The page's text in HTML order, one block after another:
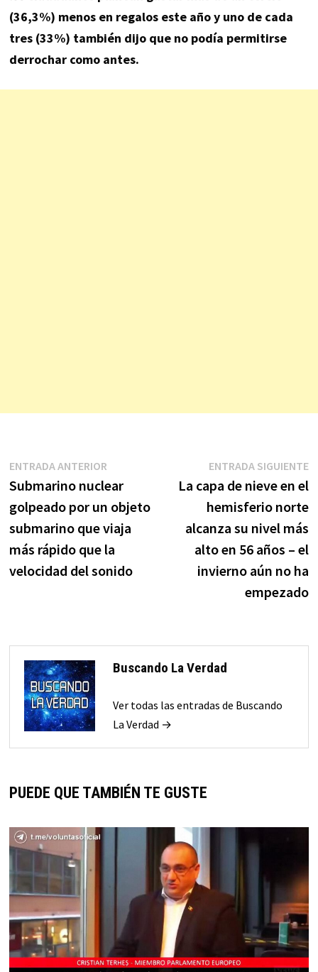
(36,3%) menos en regalos este año y uno de cada
tres (33%) también dijo que no podía permitirse
derrochar como antes.
Navegación
de
entradas
ENTRADA ANTERIOREntrada
anterior:
Submarino nuclear
golpeado por un objeto
submarino que viaja
más rápido que la
velocidad del sonido
ENTRADA SIGUIENTE
La capa de nieve en el
hemisferio norte
alcanza su nivel más
alto en 56 años – el
invierno aún no ha
empezado
Buscando La Verdad
Ver todas las entradas de Buscando
La Verdad →
PUEDE QUE TAMBIÉN TE GUSTE